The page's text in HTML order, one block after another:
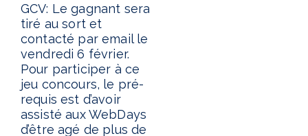
GCV: Le gagnant sera
tiré au sort et
contacté par email le
vendredi 6 février.
Pour participer à ce
jeu concours, le pré-
requis est d’avoir
assisté aux WebDays
d’être agé de plus de